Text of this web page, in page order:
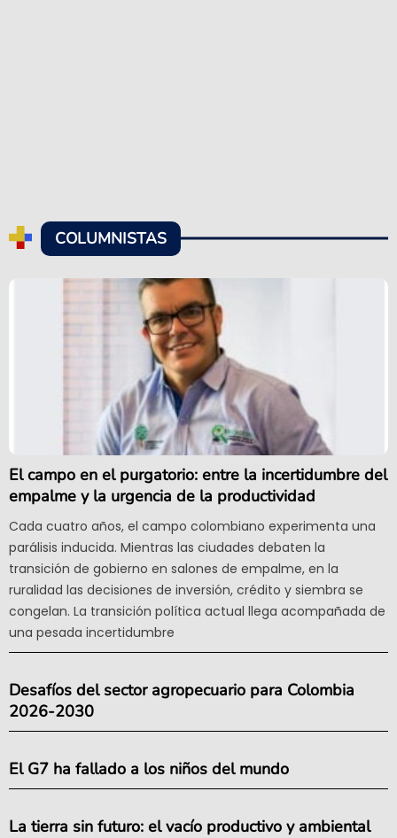
COLUMNISTAS
El campo en el purgatorio: entre la incertidumbre del
empalme y la urgencia de la productividad
Cada cuatro años, el campo colombiano experimenta una
parálisis inducida. Mientras las ciudades debaten la
transición de gobierno en salones de empalme, en la
ruralidad las decisiones de inversión, crédito y siembra se
congelan. La transición política actual llega acompañada de
una pesada incertidumbre
Desafíos del sector agropecuario para Colombia
2026-2030
El G7 ha fallado a los niños del mundo
La tierra sin futuro: el vacío productivo y ambiental